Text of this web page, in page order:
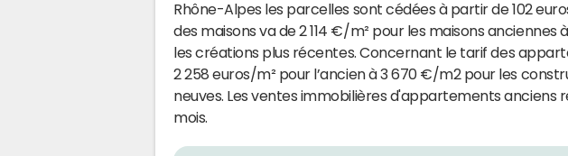
Rhône-Alpes les parcelles sont cédées à partir de 102
des maisons va de 2 114 €/m² pour les maisons anciennes
les créations plus récentes. Concernant le tarif des
2 258 euros/m² pour l’ancien à 3 670 €/m2 pour les
neuves. Les ventes immobilières d'appartements anciens
mois.